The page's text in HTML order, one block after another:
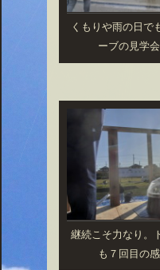
くもりや雨の日で
ーブの見学
継続こそ力なり。
も７回目の